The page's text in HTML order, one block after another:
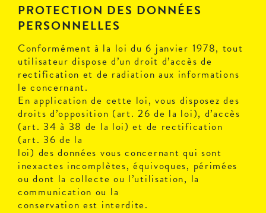
PROTECTION DES DONNÉES
PERSONNELLES
Conformément à la loi du 6 janvier 1978, tout
utilisateur dispose d’un droit d’accès de
rectification et de radiation aux informations
le concernant.
En application de cette loi, vous disposez des
droits d’opposition (art. 26 de la loi), d’accès
(art. 34 à 38 de la loi) et de rectification
(art. 36 de la
loi) des données vous concernant qui sont
inexactes incomplètes, équivoques, périmées
ou dont la collecte ou l’utilisation, la
communication ou la
conservation est interdite.